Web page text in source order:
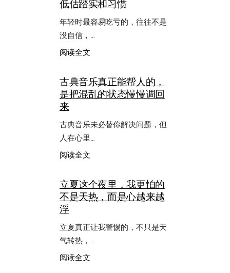
低估踏实和习惯
年轻时最容易吃亏的，往往不是
没自信，…
阅读全文：
时
最
高
聪
明，
踏
实
惯
古典音乐真正能帮人的，
是把混乱的状态慢慢调回
来
古典音乐未必替你解决问题，但
人在心里…
阅读全文：
音
乐
能
人
的，
立夏这个夜里，我更怕的
不是天热，而是心越来越
浮
立夏真正让我警惕的，不只是天
气转热，…
阅读全文：